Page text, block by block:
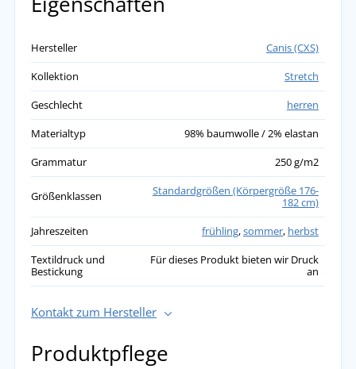
Hersteller
Canis (CXS)
Kollektion
Stretch
Geschlecht
herren
Materialtyp
98% baumwolle / 2% elastan
Grammatur
250 g/m2
Größenklassen
Standardgrößen (Körpergröße 176-
182 cm)
Jahreszeiten
frühling,sommer, herbst
Textildruck und
Bestickung
Für dieses Produkt bieten wir Druck
an
Kontakt zum Hersteller
Produktpflege